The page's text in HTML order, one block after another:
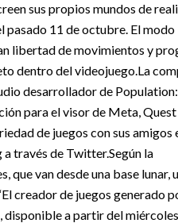
sus propios mundos de
pasado 11 de octubre. El modo
libertad de movimientos y
dentro del videojuego.La
desarrollador de Population:
para el visor de Meta, Quest
de juegos con sus amigos
a través de Twitter.Según la
que van desde una base lunar,
creador de juegos generado
disponible a partir del